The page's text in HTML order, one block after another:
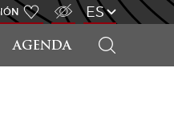
AGENDA
ES